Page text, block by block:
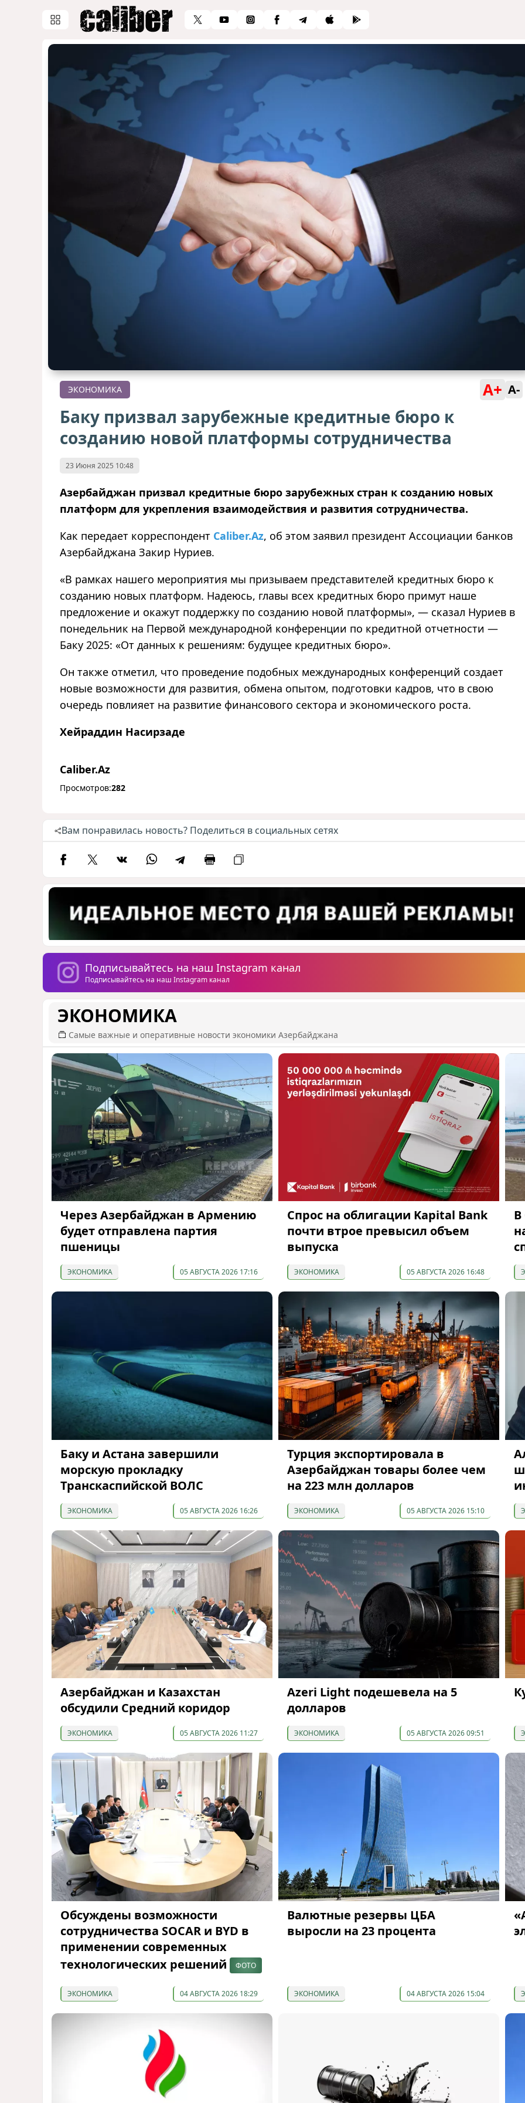
ЭКОНОМИКА A+ A-
Баку призвал зарубежные кредитные бюро к
созданию новой платформы сотрудничества
23 Июня 2025 10:48
Азербайджан призвал кредитные бюро зарубежных стран к созданию новых
платформ для укрепления взаимодействия и развития сотрудничества.
Как передает корреспондент Caliber.Az, об этом заявил президент Ассоциации банков
Азербайджана Закир Нуриев.
«В рамках нашего мероприятия мы призываем представителей кредитных бюро к
созданию новых платформ. Надеюсь, главы всех кредитных бюро примут наше
предложение и окажут поддержку по созданию новой платформы», — сказал Нуриев в
понедельник на Первой международной конференции по кредитной отчетности —
Баку 2025: «От данных к решениям: будущее кредитных бюро».
Он также отметил, что проведение подобных международных конференций создает
новые возможности для развития, обмена опытом, подготовки кадров, что в свою
очередь повлияет на развитие финансового сектора и экономического роста.
Хейраддин Насирзаде
Caliber.Az
Просмотров:282
Вам понравилась новость? Поделиться в социальных сетях
Подписывайтесь на наш Instagram канал
Подписывайтесь на наш Instagram канал
ЭКОНОМИКА
Самые важные и оперативные новости экономики Азербайджана
Через Азербайджан в Армению
будет отправлена партия
пшеницы
ЭКОНОМИКА 05 АВГУСТА 2026 17:16
Спрос на облигации Kapital Bank
почти втрое превысил объем
выпуска
ЭКОНОМИКА 05 АВГУСТА 2026 16:48
В
Баку и Астана завершили
морскую прокладку
Транскаспийской ВОЛС
ЭКОНОМИКА 05 АВГУСТА 2026 16:26
Турция экспортировала в
Азербайджан товары более чем
на 223 млн долларов
ЭКОНОМИКА 05 АВГУСТА 2026 15:10
Азербайджан и Казахстан
обсудили Средний коридор
ЭКОНОМИКА 05 АВГУСТА 2026 11:27
Azeri Light подешевела на 5
долларов
ЭКОНОМИКА 05 АВГУСТА 2026 09:51
Обсуждены возможности
сотрудничества SOCAR и BYD в
применении современных
технологических решений
ФОТО
ЭКОНОМИКА 04 АВГУСТА 2026 18:29
Валютные резервы ЦБА
выросли на 23 процента
ЭКОНОМИКА 04 АВГУСТА 2026 15:04